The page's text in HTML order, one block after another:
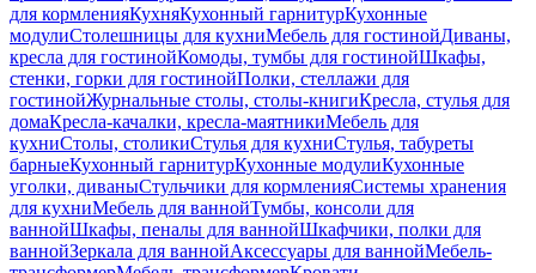
для кормленияКухняКухонный гарнитурКухонные
модулиСтолешницы для кухниМебель для гостинойДиваны,
кресла для гостинойКомоды, тумбы для гостинойШкафы,
стенки, горки для гостинойПолки, стеллажи для
гостинойЖурнальные столы, столы-книгиКресла, стулья для
домаКресла-качалки, кресла-маятникиМебель для
кухниСтолы, столикиСтулья для кухниСтулья, табуреты
барныеКухонный гарнитурКухонные модулиКухонные
уголки, диваныСтульчики для кормленияСистемы хранения
для кухниМебель для ваннойТумбы, консоли для
ваннойШкафы, пеналы для ваннойШкафчики, полки для
ваннойЗеркала для ваннойАксессуары для ваннойМебель-